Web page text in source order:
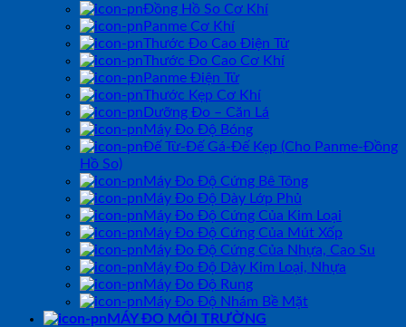
Đồng Hồ So Cơ Khí
Panme Cơ Khí
Thước Đo Cao Điện Tử
Thước Đo Cao Cơ Khí
Panme Điện Tử
Thước Kẹp Cơ Khí
Dưỡng Đo – Căn Lá
Máy Đo Độ Bóng
Đế Từ-Đế Gá-Đế Kẹp (Cho Panme-Đồng
Hồ So)
Máy Đo Độ Cứng Bê Tông
Máy Đo Độ Dày Lớp Phủ
Máy Đo Độ Cứng Của Kim Loại
Máy Đo Độ Cứng Của Mút Xốp
Máy Đo Độ Cứng Của Nhựa, Cao Su
Máy Đo Độ Dày Kim Loại, Nhựa
Máy Đo Độ Rung
Máy Đo Độ Nhám Bề Mặt
MÁY ĐO MÔI TRƯỜNG